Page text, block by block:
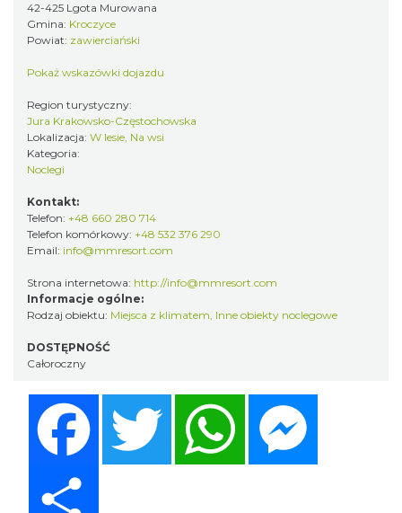
42-425 Lgota Murowana
Gmina: Kroczyce
Powiat: zawierciański
Pokaż wskazówki dojazdu
Region turystyczny:
Jura Krakowsko-Częstochowska
Lokalizacja: W lesie, Na wsi
Kategoria:
Noclegi
Kontakt:
Telefon: +48 660 280 714
Telefon komórkowy: +48 532 376 290
Email: info@mmresort.com
Strona internetowa: http://info@mmresort.com
Informacje ogólne:
Rodzaj obiektu: Miejsca z klimatem, Inne obiekty noclegowe
DOSTĘPNOŚĆ
Całoroczny
Twitter WhatsApp